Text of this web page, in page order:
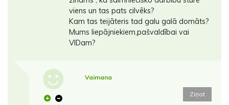
viens un tas pats cilvēks?
Kam tas teijāteris tad galu galā domāts?
Mums liepājniekiem,pašvaldībai vai
VIDam?
Vaimana
Ziņot